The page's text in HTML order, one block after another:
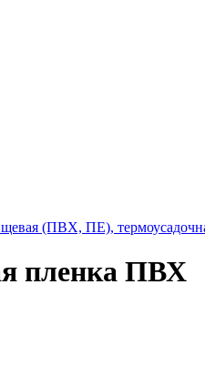
(ПВХ, ПЕ),
пленка ПВХ